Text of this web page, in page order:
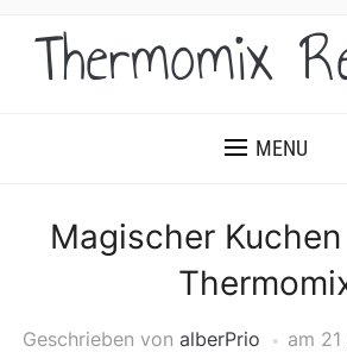
Thermomix
MENU
Magischer
Geschrieben von alberPrio am